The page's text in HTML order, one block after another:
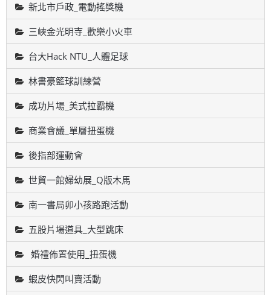
新北市戶政_電動搖獎機
三峽金光明寺_歡樂小火車
台大Hack NTU_人體足球
林書豪籃球訓練營
成功片場_美式拉霸機
商業會議_單層扭蛋機
後指部運動會
世貿一館婦幼展_Q版木馬
南一書局卯小孩路跑活動
五股片場道具_大型跳床
婚禮佈置使用_扭蛋機
蝦皮快閃叫賣活動